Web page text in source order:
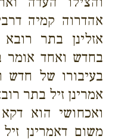
אהדרוה קמיה
אזלינן בתר
בחדש ואחד אומר
בעיבורו של חדש
אמרינן זיל בתר
ואכחושי הוא
משום דאמרינן